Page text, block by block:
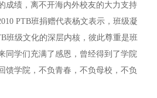
成绩，离不开海内外校友的大力支持
PTB班捐赠代表杨文表示，班级凝
班级文化的深层内核，彼此尊重是班
同学们充满了感恩，曾经得到了学院
馈学院，不负青春，不负母校，不负